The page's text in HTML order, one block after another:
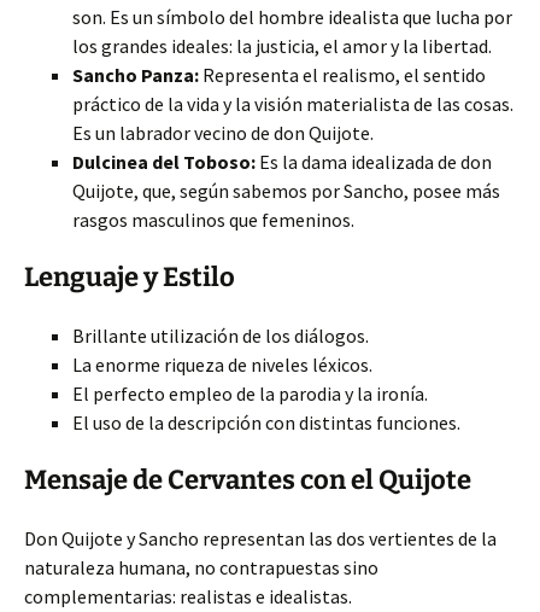
son. Es un símbolo del hombre idealista que lucha por
los grandes ideales: la justicia, el amor y la libertad.
Sancho Panza: Representa el realismo, el sentido
práctico de la vida y la visión materialista de las cosas.
Es un labrador vecino de don Quijote.
Dulcinea del Toboso: Es la dama idealizada de don
Quijote, que, según sabemos por Sancho, posee más
rasgos masculinos que femeninos.
Lenguaje y Estilo
Brillante utilización de los diálogos.
La enorme riqueza de niveles léxicos.
El perfecto empleo de la parodia y la ironía.
El uso de la descripción con distintas funciones.
Mensaje de Cervantes con el Quijote
Don Quijote y Sancho representan las dos vertientes de la
naturaleza humana, no contrapuestas sino
complementarias: realistas e idealistas.